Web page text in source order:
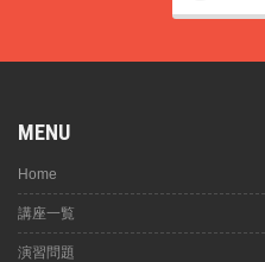
MENU
Home
講座一覧
演習問題